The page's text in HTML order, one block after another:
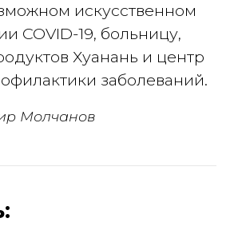
искусственном
COVID-19, больницу,
Хуанань и центр
заболеваний.
Молчанов